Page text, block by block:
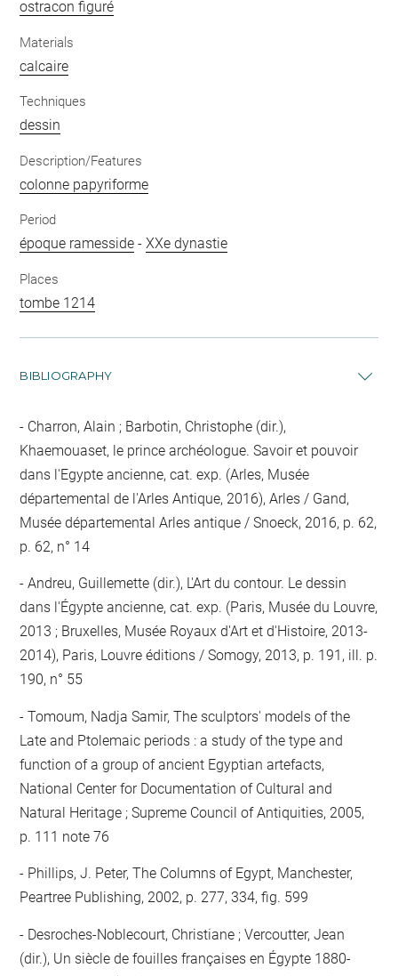
ostracon figuré
Materials
calcaire
Techniques
dessin
Description/Features
colonne papyriforme
Period
époque ramesside -XXe dynastie
Places
tombe 1214
BIBLIOGRAPHY
Charron, Alain ; Barbotin, Christophe (dir.),
Khaemouaset, le prince archéologue. Savoir et pouvoir
dans l'Egypte ancienne, cat. exp. (Arles, Musée
départemental de l'Arles Antique, 2016), Arles / Gand,
Musée départemental Arles antique / Snoeck, 2016, p. 62,
p. 62, n° 14
Andreu, Guillemette (dir.), L'Art du contour. Le dessin
dans l'Égypte ancienne, cat. exp. (Paris, Musée du Louvre,
2013 ; Bruxelles, Musée Royaux d'Art et d'Histoire, 2013-
2014), Paris, Louvre éditions / Somogy, 2013, p. 191, ill. p.
190, n° 55
Tomoum, Nadja Samir, The sculptors' models of the
Late and Ptolemaic periods : a study of the type and
function of a group of ancient Egyptian artefacts,
National Center for Documentation of Cultural and
Natural Heritage ; Supreme Council of Antiquities, 2005,
p. 111 note 76
Phillips, J. Peter, The Columns of Egypt, Manchester,
Peartree Publishing, 2002, p. 277, 334, fig. 599
Desroches-Noblecourt, Christiane ; Vercoutter, Jean
(dir.), Un siècle de fouilles françaises en Égypte 1880-